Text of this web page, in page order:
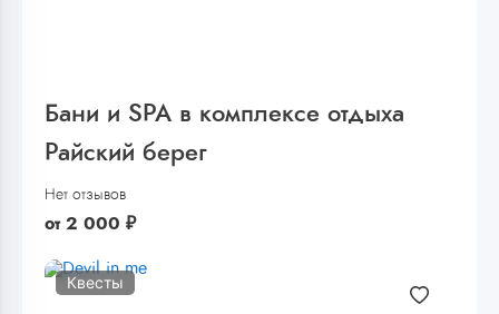
Бани и SPA в комплексе отдыха
Райский берег
Нет отзывов
от 2 000 ₽
Квесты